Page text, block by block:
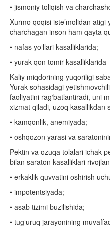
• jismoniy toliqish va
Xurmo qoqisi iste’molidan
charchagan inson ham qayta
• nafas yo‘llari kasalliklarida;
• yurak-qon tomir kasalliklarida
Kaliy miqdorining yuqoriligi
Yurak sohasidagi
faoliyatini rag‘batlantiradi, uni
xizmat qiladi, uzoq kasallikdan
• kamqonlik, anemiyada;
• oshqozon yarasi va
Pektin va ozuqa tolalari ichak
bilan saraton kasalliklari
• erkaklik quvvatini oshirish
• impotentsiyada;
• asab tizimi buzilishida;
• tug‘uruq jarayonining